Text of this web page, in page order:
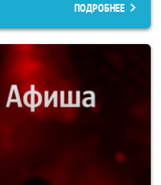
ПОДРОБНЕЕ